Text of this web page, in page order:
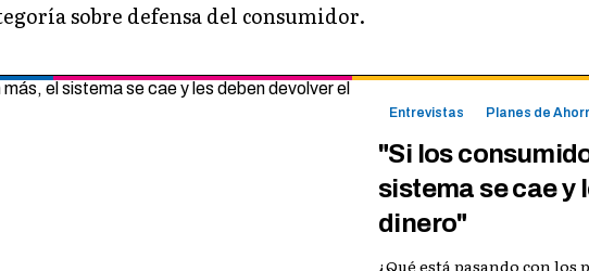
sobre defensa del consumidor.
Entrevistas Planes de
"Si los
sistema se cae y
dinero"
¿Qué está pasando con